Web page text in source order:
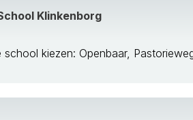
Klinkenborg
school kiezen: Openbaar,